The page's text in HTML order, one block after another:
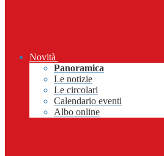
Novità
Panoramica
Le notizie
Le circolari
Calendario eventi
Albo online